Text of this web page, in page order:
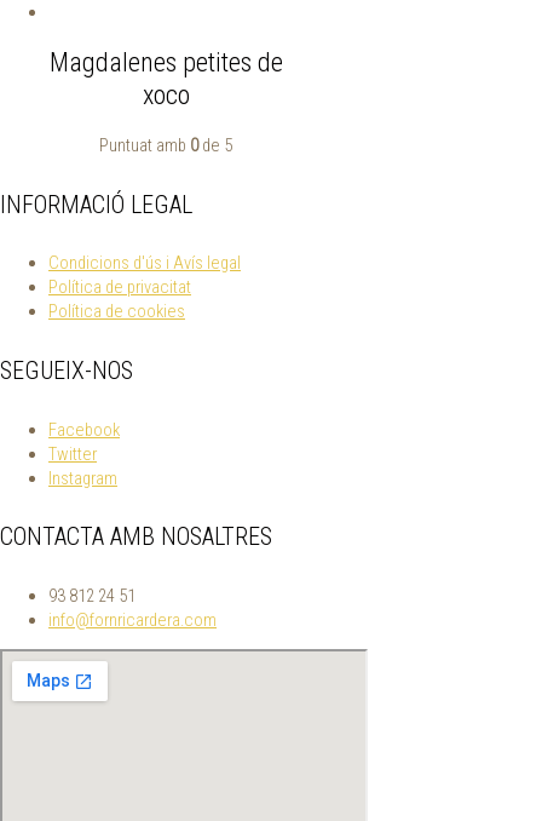
Magdalenes petites de
xoco
Puntuat amb 0de 5
INFORMACIÓ LEGAL
Condicions d'ús i Avís legal
Política de privacitat
Política de cookies
SEGUEIX-NOS
Facebook
Twitter
Instagram
CONTACTA AMB NOSALTRES
93 812 24 51
info@fornricardera.com